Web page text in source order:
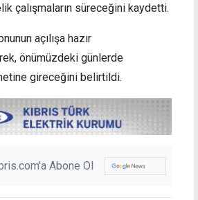
çalışmaların süreceğini kaydetti.
açılışa hazır
önümüzdeki günlerde
gireceğini belirtildi.
Abone Ol